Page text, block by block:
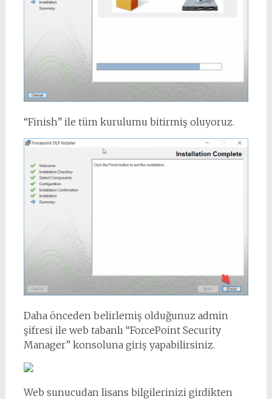
“Finish” ile tüm kurulumu bitirmiş oluyoruz.
Daha önceden belirlemiş olduğunuz admin
şifresi ile web tabanlı “ForcePoint Security
Manager” konsoluna giriş yapabilirsiniz.
Web sunucudan lisans bilgilerinizi girdikten